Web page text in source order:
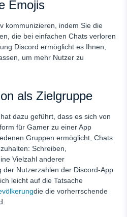
Emojis
kommunizieren, indem Sie die
die bei einfachen Chats verloren
Discord ermöglicht es Ihnen,
um mehr Nutzer zu
als Zielgruppe
dazu geführt, dass es sich von
für Gamer zu einer App
Gruppen ermöglicht, Chats
Schreiben,
Vielzahl anderer
der Nutzerzahlen der Discord-App
leicht auf die Tatsache
die die vorherrschende